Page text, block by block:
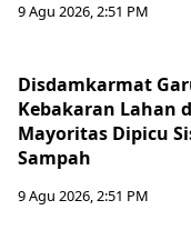
9 Agu 2026, 2:51 PM
Disdamkarmat
Kebakaran Lahan
Mayoritas Dipicu
Sampah
9 Agu 2026, 2:51 PM